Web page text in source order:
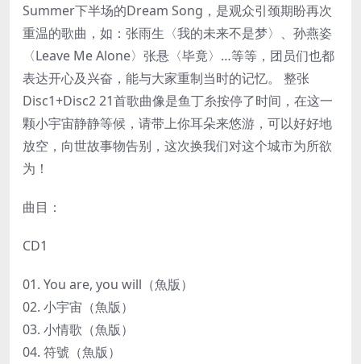
Summer下半场的Dream Song，是观众引颈期盼再次
重温的歌曲，如：张雨生〈我的未来不是梦〉、孙燕姿
〈Leave Me Alone〉张悬〈毕竟〉…等等，团员们也都
表达开心及兴奋，能与大家重制当时的记忆。 整张
Disc1+Disc2 21首歌曲像是鱼丁糸按停了时间，在这一
颗小宇宙静静等候，请带上你耳朵来悠游，可以好好地
放空，向世故事物告别，这次换我们对这个城市为所欲
为！
曲目：
CD1
01. You are, you will（魚版）
02. 小宇宙（魚版）
03. 小情歌（魚版）
04. 符號（魚版）